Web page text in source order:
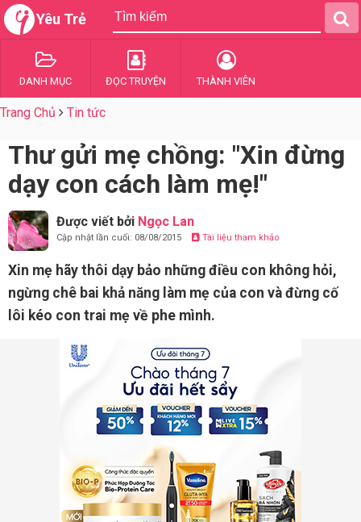
Yêu Trẻ
DANH MỤC ĐỌC TRUYỆN THÀNH VIÊN
Trang Chủ Tin tức
Thư gửi mẹ chồng: "Xin đừng
dạy con cách làm mẹ!"
Được viết bởi Ngọc Lan
Cập nhật lần cuối: 08/08/2015 Tài liệu tham khảo
Xin mẹ hãy thôi dạy bảo những điều con không hỏi,
ngừng chê bai khả năng làm mẹ của con và đừng cố
lôi kéo con trai mẹ về phe mình.